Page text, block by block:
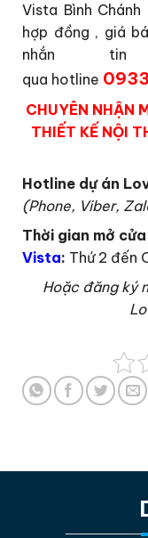
Vista Bình
hợp đồng , giá
nhắn
qua hotline
CHUYÊN NHẬN
THIẾT KẾ NỘI
Hotline dự án
(Phone, Viber,
Thời gian mở cửa
Vista: Thứ 2 đến
Hoặc đăng ký